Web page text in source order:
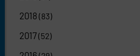
2018 (83)
2017(52)